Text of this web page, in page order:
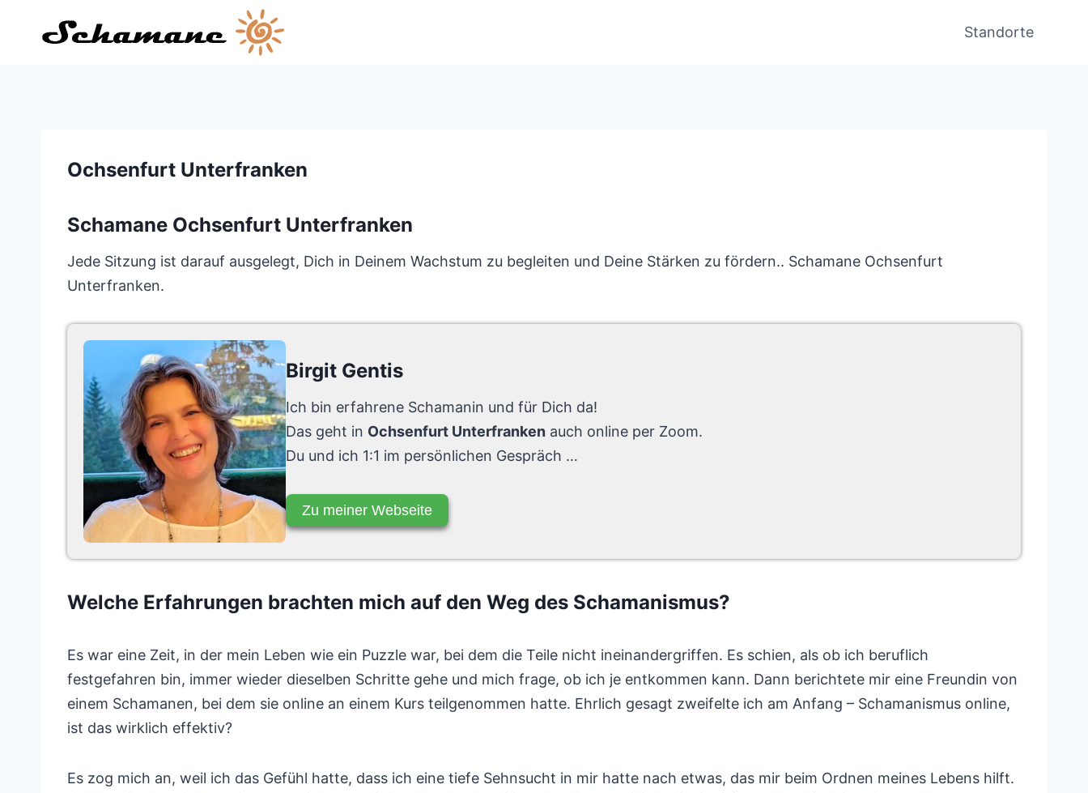
Standorte
Ochsenfurt Unterfranken
Schamane Ochsenfurt Unterfranken
Jede Sitzung ist darauf ausgelegt, Dich in Deinem Wachstum zu begleiten und Deine Stärken zu fördern.. Schamane Ochsenfurt
Unterfranken.
Birgit Gentis
Ich bin erfahrene Schamanin und für Dich da!
Das geht in Ochsenfurt Unterfranken auch online per Zoom.
Du und ich 1:1 im persönlichen Gespräch …
Zu meiner Webseite
Welche Erfahrungen brachten mich auf den Weg des Schamanismus?
Es war eine Zeit, in der mein Leben wie ein Puzzle war, bei dem die Teile nicht ineinandergriffen. Es schien, als ob ich beruflich
festgefahren bin, immer wieder dieselben Schritte gehe und mich frage, ob ich je entkommen kann. Dann berichtete mir eine Freundin von
einem Schamanen, bei dem sie online an einem Kurs teilgenommen hatte. Ehrlich gesagt zweifelte ich am Anfang – Schamanismus online,
ist das wirklich effektiv?
Es zog mich an, weil ich das Gefühl hatte, dass ich eine tiefe Sehnsucht in mir hatte nach etwas, das mir beim Ordnen meines Lebens hilft.